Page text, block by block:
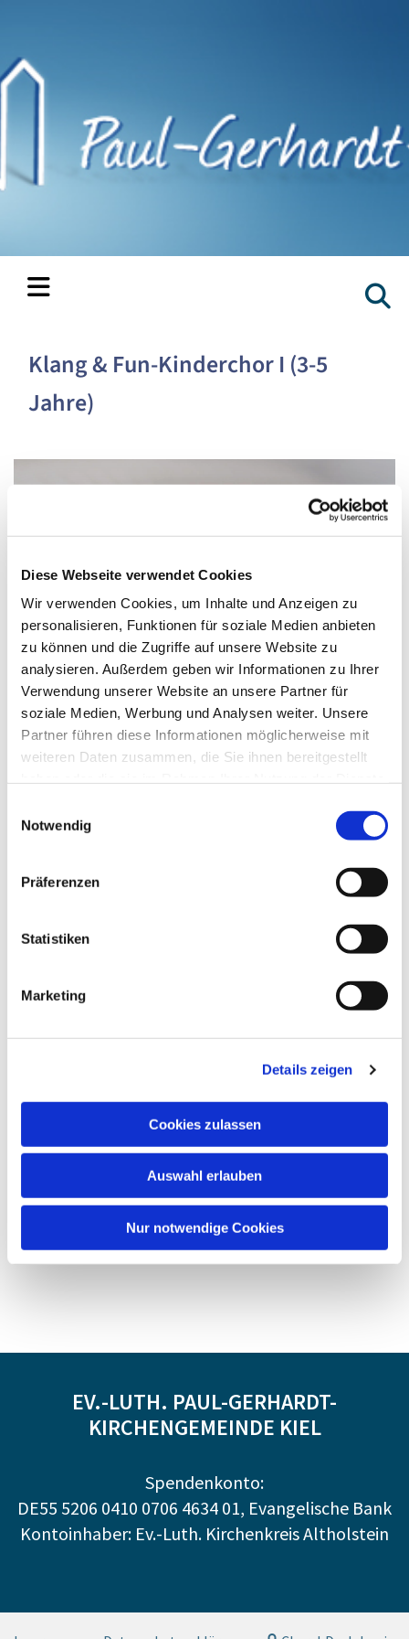
Diese Webseite verwendet Cookies
Wir verwenden Cookies, um Inhalte und Anzeigen zu
personalisieren, Funktionen für soziale Medien anbieten
zu können und die Zugriffe auf unsere Website zu
analysieren. Außerdem geben wir Informationen zu Ihrer
Verwendung unserer Website an unsere Partner für
soziale Medien, Werbung und Analysen weiter. Unsere
Partner führen diese Informationen möglicherweise mit
weiteren Daten zusammen, die Sie ihnen bereitgestellt
Notwendig
Präferenzen
Statistiken
Marketing
Details zeigen
Cookies zulassen
Auswahl erlauben
Nur notwendige Cookies
Klang & Fun-Kinderchor I (3-5
Jahre)
Donnerstag, 29. Juli 2027, 14:30 - 15:00
Uhr
Paul-Gerhardt-Kirchengemeinde,
EV.-LUTH. PAUL-GERHARDT-
KIRCHENGEMEINDE KIEL
Spendenkonto:
DE55 5206 0410 0706 4634 01, Evangelische Bank
Kontoinhaber: Ev.-Luth. Kirchenkreis Altholstein